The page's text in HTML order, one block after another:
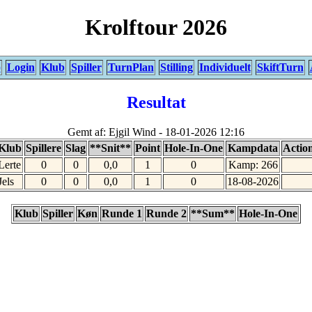
Krolftour 2026
Login Klub Spiller TurnPlan Stilling Individuelt SkiftTurn
Resultat
Gemt af: Ejgil Wind - 18-01-2026 12:16
Spillere Slag **Snit** Point Hole-In-One Kampdata
0 0 0,0 1 0
Kamp: 266
0 0 0,0 1 0 18-08-2026
Klub Spiller Køn Runde 1 Runde 2 **Sum** Hole-In-One